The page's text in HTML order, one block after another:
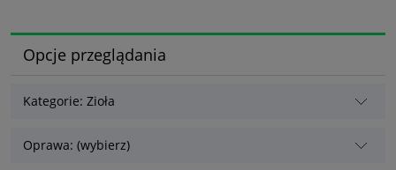
Opcje przeglądania
Kategorie: Zioła
Oprawa: (wybierz)